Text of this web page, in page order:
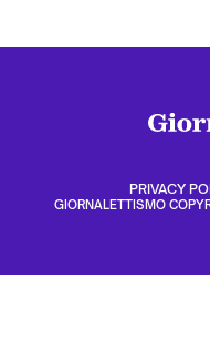
PRIVACY
GIORNALETTISMO